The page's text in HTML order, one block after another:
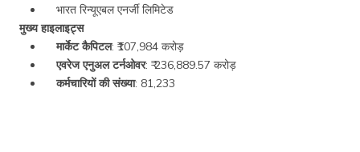
भारत रिन्यूएबल एनर्जी लिमिटेड
मुख्य हाइलाइट्स
मार्केट कैपिटल: ₹107,984 करोड़
एवरेज एनुअल टर्नओवर: ₹ 236,889.57 करोड़
कर्मचारियों की संख्या: 81,233